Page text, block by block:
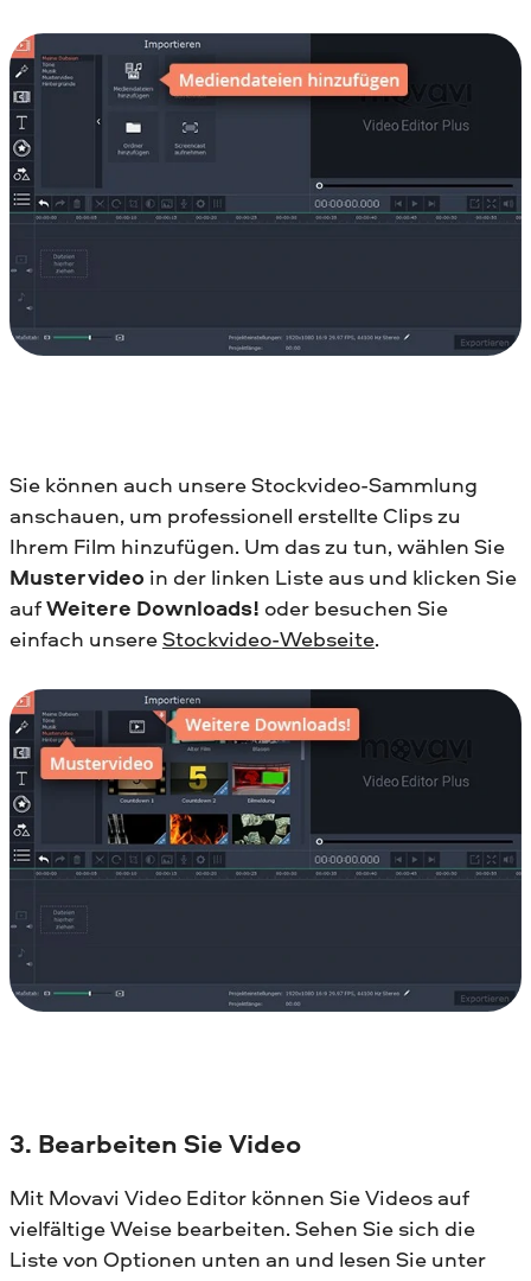
Sie können auch unsere Stockvideo-Sammlung
anschauen, um professionell erstellte Clips zu
Ihrem Film hinzufügen. Um das zu tun, wählen Sie
Mustervideo in der linken Liste aus und klicken Sie
aufWeitere Downloads! oder besuchen Sie
einfach unsereStockvideo-Webseite.
3. Bearbeiten Sie Video
Mit Movavi Video Editor können Sie Videos auf
vielfältige Weise bearbeiten. Sehen Sie sich die
Liste von Optionen unten an und lesen Sie unter